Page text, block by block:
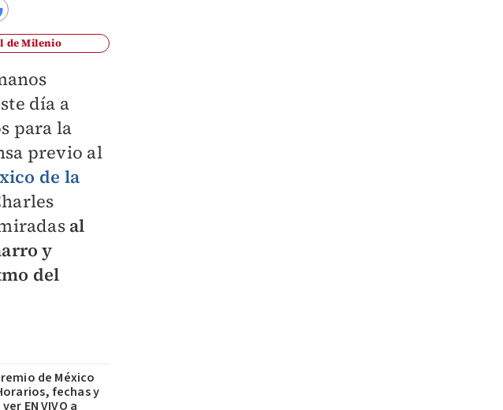
de Milenio
día a
para la
previo al
de la
al
y
del
de México
fechas y
EN VIVO a